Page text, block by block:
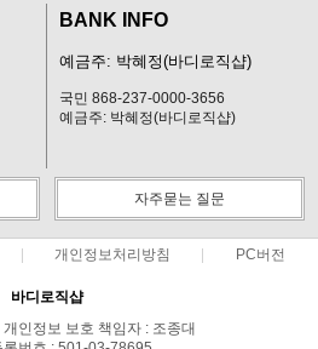
BANK INFO
예금주: 박혜정(바디로직샵)
국민 868-237-0000-3656
예금주: 박혜정(바디로직샵)
자주묻는 질문
개인정보처리방침 PC버전
바디로직샵
인정보 보호 책임자 : 조종대